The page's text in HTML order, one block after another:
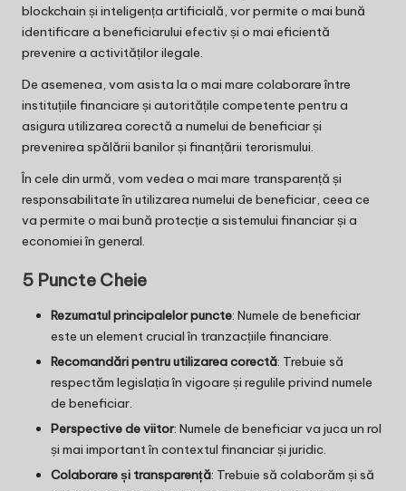
blockchain și inteligența artificială, vor permite o mai bună
identificare a beneficiarului efectiv și o mai eficientă
prevenire a activităților ilegale.
De asemenea, vom asista la o mai mare colaborare între
instituțiile financiare și autoritățile competente pentru a
asigura utilizarea corectă a numelui de beneficiar și
prevenirea spălării banilor și finanțării terorismului.
În cele din urmă, vom vedea o mai mare transparență și
responsabilitate în utilizarea numelui de beneficiar, ceea ce
va permite o mai bună protecție a sistemului financiar și a
economiei în general.
5 Puncte Cheie
Rezumatul principalelor puncte: Numele de beneficiar
este un element crucial în tranzacțiile financiare.
Recomandări pentru utilizarea corectă: Trebuie să
respectăm legislația în vigoare și regulile privind numele
de beneficiar.
Perspective de viitor: Numele de beneficiar va juca un rol
și mai important în contextul financiar și juridic.
Colaborare și transparență: Trebuie să colaborăm și să